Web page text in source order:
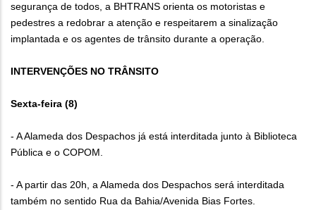
segurança de todos, a BHTRANS orienta os motoristas e
pedestres a redobrar a atenção e respeitarem a sinalização
implantada e os agentes de trânsito durante a operação.
INTERVENÇÕES NO TRÂNSITO
Sexta-feira (8)
- A Alameda dos Despachos já está interditada junto à Biblioteca
Pública e o COPOM.
- A partir das 20h, a Alameda dos Despachos será interditada
também no sentido Rua da Bahia/Avenida Bias Fortes.